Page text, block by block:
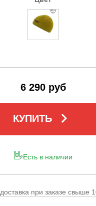
6 290 руб
КУПИТЬ keyboard_arrow_right
Есть в наличии
при заказе свыше